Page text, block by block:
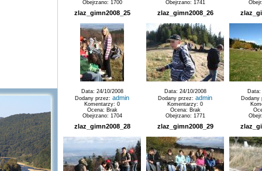
Obejrzano: 1700
Obejrzano: 1741
zlaz_gimn2008_25
Data: 24/10/2008
Dodany przez: admin
Komentarzy: 0
Ocena: Brak
Obejrzano: 1704
zlaz_gimn2008_26
Data: 24/10/2008
Dodany przez: admin
Komentarzy: 0
Ocena: Brak
Obejrzano: 1771
Data:
zlaz_gimn2008_28 zlaz_gimn2008_29